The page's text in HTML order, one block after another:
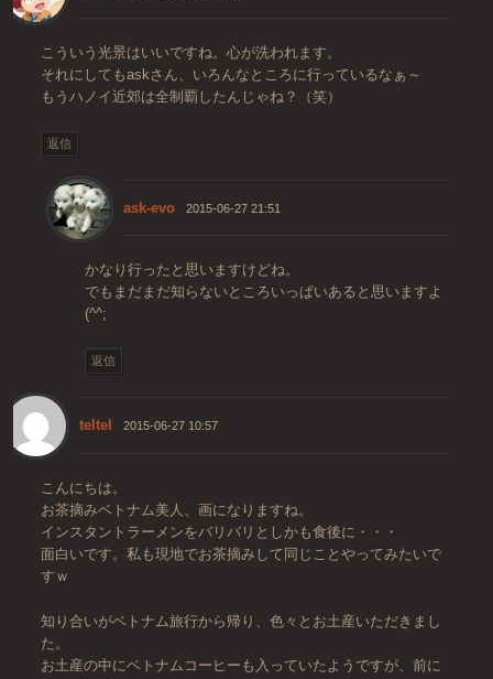
こういう光景はいいですね。心が洗われます。
それにしてもaskさん、いろんなところに行っているなぁ～
もうハノイ近郊は全制覇したんじゃね？（笑）
返信
ask-evo 2015-06-27 21:51
かなり行ったと思いますけどね。
でもまだまだ知らないところいっぱいあると思いますよ
(^^;
返信
teltel 2015-06-27 10:57
こんにちは。
お茶摘みベトナム美人、画になりますね。
インスタントラーメンをバリバリとしかも食後に・・・
面白いです。私も現地でお茶摘みして同じことやってみたいで
すｗ
知り合いがベトナム旅行から帰り、色々とお土産いただきまし
た。
お土産の中にベトナムコーヒーも入っていたようですが、前に